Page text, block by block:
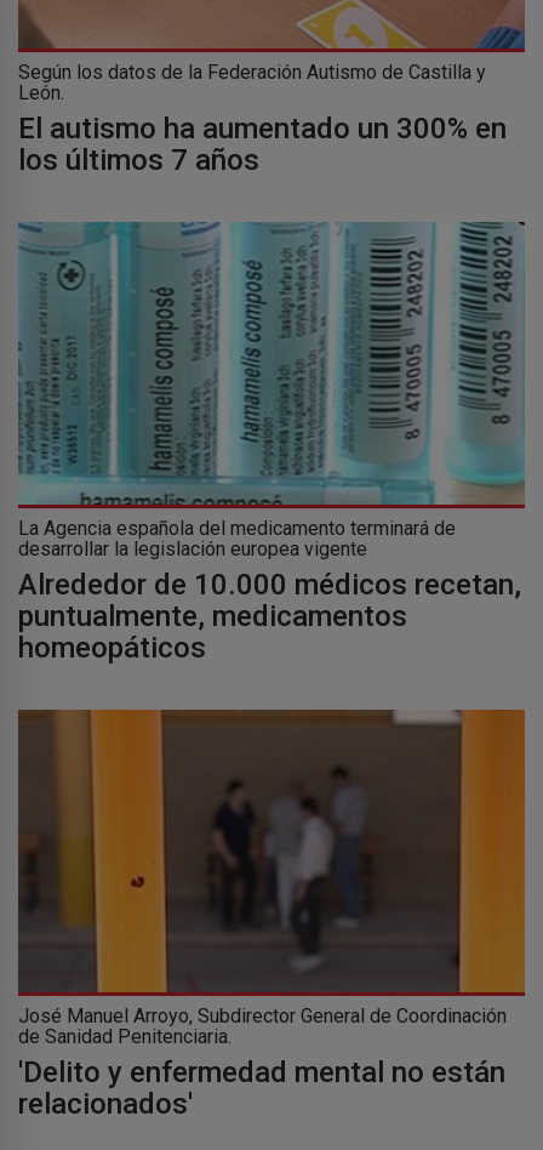
Según los datos de la Federación Autismo de Castilla y
León.
El autismo ha aumentado un 300% en
los últimos 7 años
La Agencia española del medicamento terminará de
desarrollar la legislación europea vigente
Alrededor de 10.000 médicos recetan,
puntualmente, medicamentos
homeopáticos
José Manuel Arroyo, Subdirector General de Coordinación
de Sanidad Penitenciaria.
'Delito y enfermedad mental no están
relacionados'